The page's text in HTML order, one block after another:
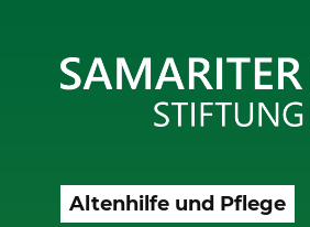
Altenhilfe und Pflege